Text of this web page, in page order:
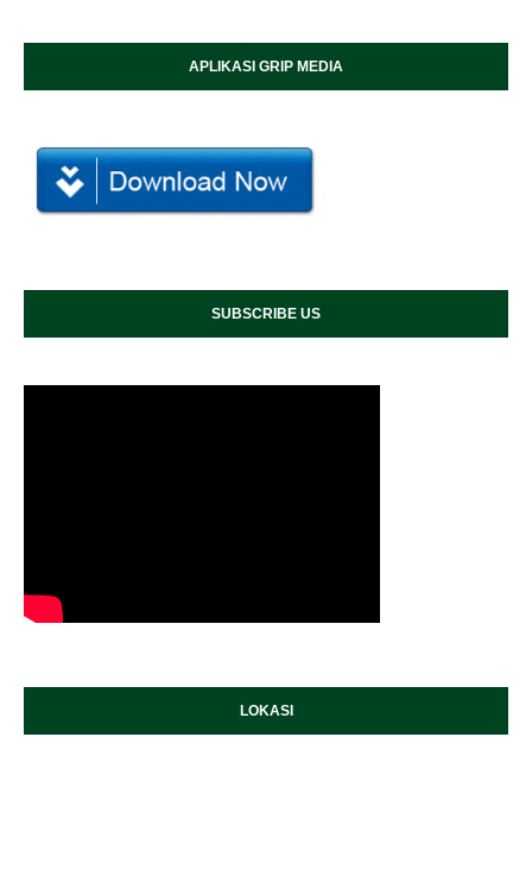
APLIKASI GRIP MEDIA
SUBSCRIBE US
LOKASI